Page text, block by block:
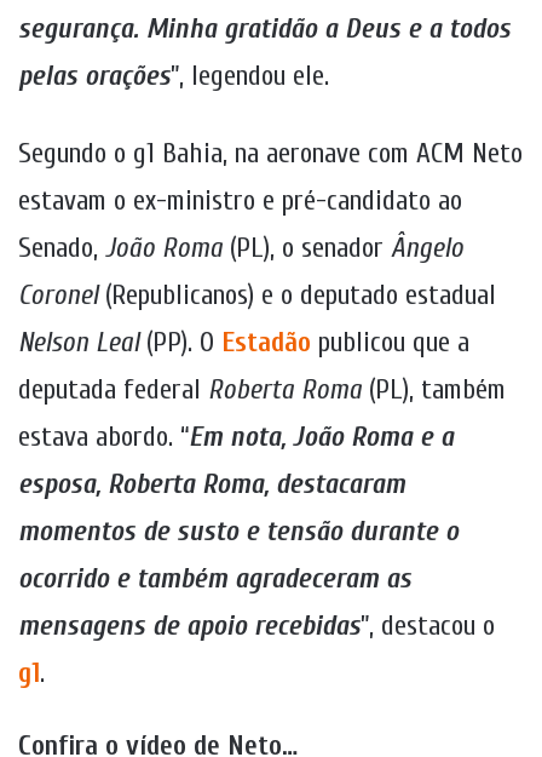
segurança. Minha gratidão a Deus e a todos
pelas orações”, legendou ele.
Segundo o g1 Bahia, na aeronave com ACM Neto
estavam o ex-ministro e pré-candidato ao
Senado, João Roma (PL), o senador Ângelo
Coronel(Republicanos) e o deputado estadual
Nelson Leal(PP). O Estadão publicou que a
deputada federal Roberta Roma (PL), também
estava abordo. “Em nota, João Roma e a
esposa, Roberta Roma, destacaram
momentos de susto e tensão durante o
ocorrido e também agradeceram as
mensagens de apoio recebidas”, destacou o
g1.
Confira o vídeo de Neto…